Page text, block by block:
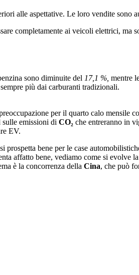
alle aspettative. Le loro vendite sono
completamente ai veicoli elettrici, ma
sono diminuite del 17,1 %, mentre
più dai carburanti tradizionali.
per il quarto calo mensile
emissioni di CO₂ che entreranno in
EV.
bene per le case
affatto bene, vediamo come si evolve
è la concorrenza della Cina, che può